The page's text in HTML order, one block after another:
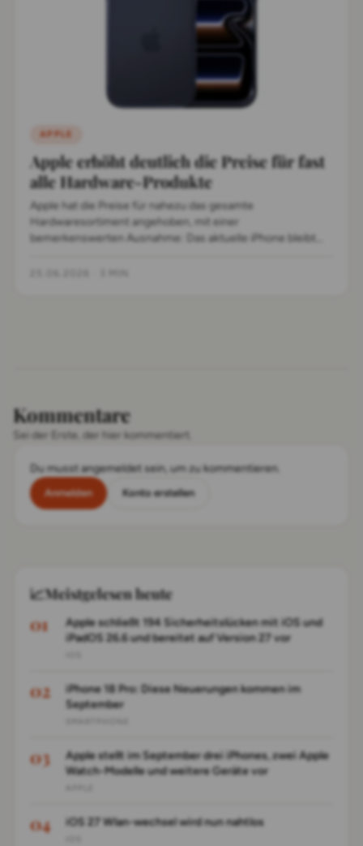
APPLE
Apple erhöht deutlich die Preise für fast
alle Hardware-Produkte
Apple hat die Preise für nahezu das gesamte
Hardwaresortiment angehoben, mit einer
bemerkenswerten Ausnahme: Das aktuelle iPhone bleibt
Kommentare
Sei der Erste, der hier kommentiert.
Du musst angemeldet sein, um zu kommentieren.
Anmelden Konto erstellen
📈Meistgelesen heute
Apple schließt 194 Sicherheitslücken mit iOS und
iPadOS 26.6 und bereitet auf Version 27 vor
iPhone 18 Pro: Diese Neuerungen kommen im
September
Apple stellt im September drei iPhones, zwei Apple
Watch-Modelle und weitere Geräte vor
iOS 27 Wlan-wechsel wird nun nahtlos